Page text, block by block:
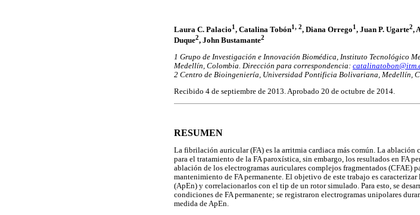
Laura C. Palacio1 , Catalina Tobón1, 2, Diana Orrego1 , Juan P. Ugarte2,
Duque2, John Bustamante2
1 Grupo de Investigación e Innovación Biomédica, Instituto Tecnológico
Medellín, Colombia. Dirección para correspondencia:
2 Centro de Bioingeniería, Universidad Pontificia Bolivariana, Medellín,
Recibido 4 de septiembre de 2013. Aprobado 20 de octubre de 2014.
RESUMEN
La fibrilación auricular (FA) es la arritmia cardiaca más común. La
para el tratamiento de la FA paroxística, sin embargo, los resultados en FA
ablación de los electrogramas auriculares complejos fragmentados (CFAE)
mantenimiento de FA permanente. El objetivo de este trabajo es
(ApEn) y correlacionarlos con el tip de un rotor simulado. Para esto, se
condiciones de FA permanente; se registraron electrogramas unipolares
medida de ApEn.